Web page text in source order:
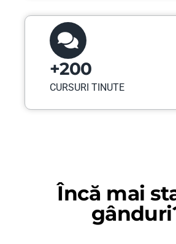
+200
CURSURI TINUTE
Încă mai